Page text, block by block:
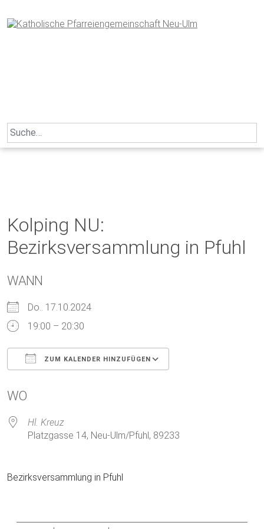
to
content
Search
for:
Kolping NU:
Bezirksversammlung in Pfuhl
WANN
Do.. 17.10.2024
19:00 – 20:30
ZUM KALENDER HINZUFÜGEN
WO
Hl. Kreuz
Platzgasse 14, Neu-Ulm/Pfuhl, 89233
Bezirksversammlung in Pfuhl